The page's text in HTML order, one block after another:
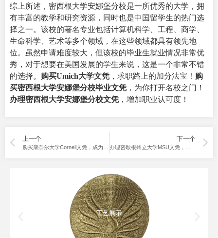
综上所述，密西根大学安娜堡分校是一所优秀的大学，拥
有丰富的教学和研究资源，同时也是中国留学生的热门选
择之一。该校的著名专业包括计算机科学、工程、商学、
生命科学、艺术等多个领域，在这些领域都具有领先地
位。虽然申请难度较大，但该校的毕业生就业情况非常优
秀，对于想要在美国发展的学生来说，这是一个非常不错
的选择。 购买Umich大学文凭 ，求职路上的加分法宝！ 购
买密西根大学安娜堡分校毕业文凭 ，为你打开名校之门！
办理密西根大学安娜堡分校文凭 ，增加职业认可度！
上一个 下一个
工艺展示